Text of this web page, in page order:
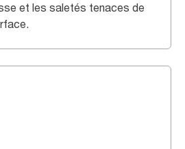
et les saletés tenaces de